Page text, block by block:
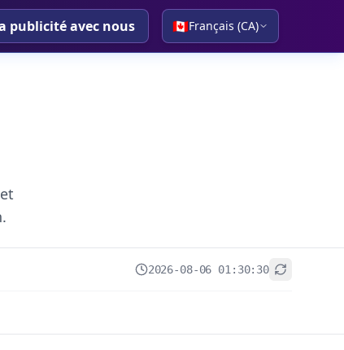
publicité avec nous 🇨🇦Français (CA)
2026-08-06 01:30:30